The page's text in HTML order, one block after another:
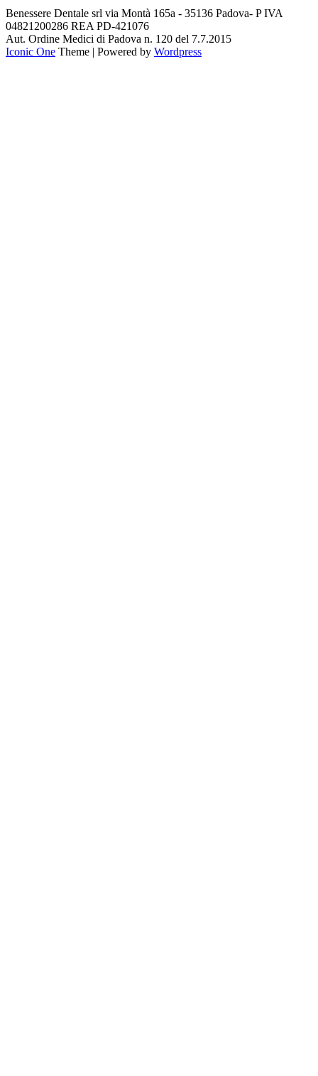
Benessere Dentale srl via Montà 165a - 35136 Padova- P IVA
04821200286 REA PD-421076
Aut. Ordine Medici di Padova n. 120 del 7.7.2015
Iconic One Theme | Powered by Wordpress